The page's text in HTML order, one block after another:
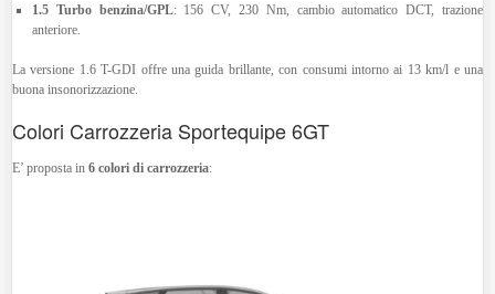
1.5 Turbo benzina/GPL: 156 CV, 230 Nm, cambio automatico DCT, trazione
anteriore.
La versione 1.6 T-GDI offre una guida brillante, con consumi intorno ai 13 km/l e una
buona insonorizzazione.
Colori Carrozzeria Sportequipe 6GT
E’ proposta in6 colori di carrozzeria: